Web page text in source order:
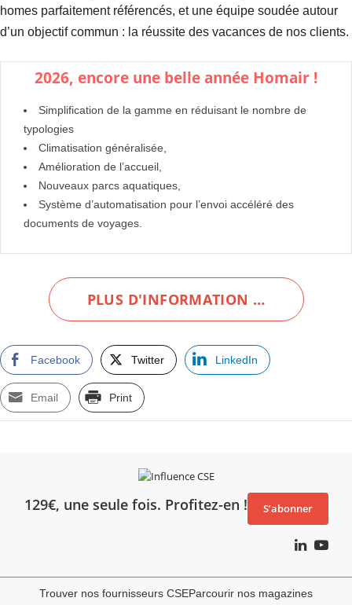
homes parfaitement référencés, et une équipe soudée autour
d’un objectif commun : la réussite des vacances de nos clients.
2026, encore une belle année Homair !
Simplification de la gamme en réduisant le nombre de
typologies
Climatisation généralisée,
Amélioration de l’accueil,
Nouveaux parcs aquatiques,
Système d’automatisation pour l’envoi accéléré des
documents de voyages.
PLUS D'INFORMATION …
Facebook Twitter LinkedIn
Email Print
129€, une seule fois. Profitez-en ! S’abonner
Trouver nos fournisseurs CSEParcourir nos magazines